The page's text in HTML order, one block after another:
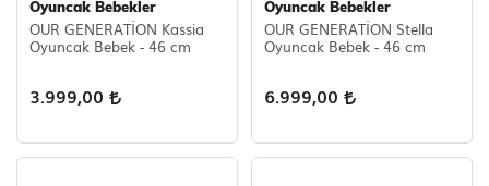
Scooter Çeşitleri
Oyuncak Bebekler
OUR GENERATİON Kassia
Oyuncak Bebek - 46 cm
3.999,00
Oyuncak Bebekler
OUR GENERATİON Stella
Oyuncak Bebek - 46 cm
6.999,00